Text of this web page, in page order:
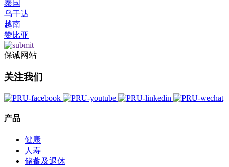
泰国
乌干达
越南
赞比亚
保诚网站
关注我们
产品
健康
人寿
储蓄及退休